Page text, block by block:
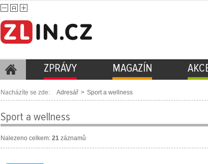
ZPRÁVY MAGAZÍN
Nacházíte se zde: Adresář > Sport a wellness
Sport a wellness
Nalezeno celkem: 21 záznamů